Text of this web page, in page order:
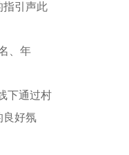
指引声此
、年
下通过村
良好氛